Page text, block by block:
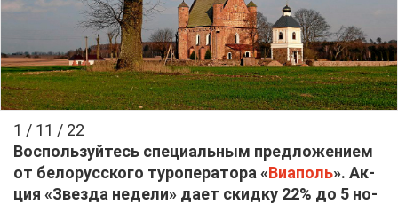
1 / 11 / 22
Вос­поль­зуй­тесь спе­ци­аль­ным пред­ло­же­ни­ем
от бе­ло­рус­ско­го ту­ро­пе­ра­то­ра «Виа­поль». Ак­
ция «Звез­да неде­ли» да­ет скид­ку 22% до 5 но­